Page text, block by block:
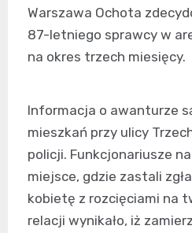
Warszawa Ochota
87-letniego sprawcy w
na okres trzech miesięcy.
Informacja o awanturze
mieszkań przy ulicy
policji. Funkcjonariusze
miejsce, gdzie zastali
kobietę z rozcięciami na
relacji wynikało, iż